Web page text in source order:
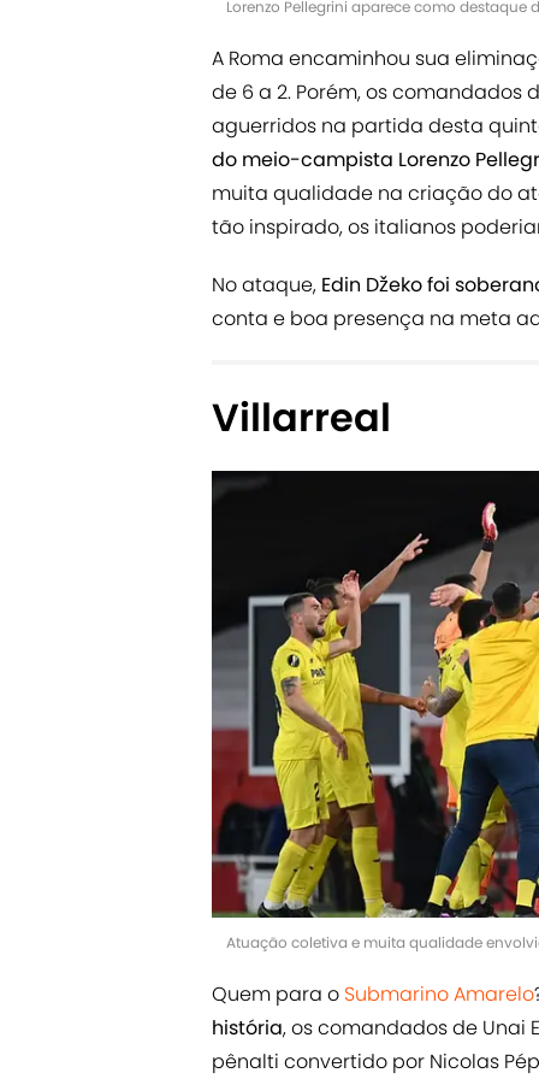
Lorenzo Pellegrini aparece como destaque
A Roma encaminhou sua
de 6 a 2. Porém, os comandados
aguerridos na partida desta
do meio-campista Lorenzo
muita qualidade na criação do
tão inspirado, os italianos
No ataque, Edin Džeko foi
conta e boa presença na meta
Villarreal
Atuação coletiva e muita qualidade
Quem para o Submarino Amarelo
história, os comandados de Unai
pênalti convertido por Nicolas